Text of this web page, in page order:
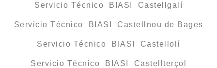
Servicio Técnico BIASI Castellgalí
Servicio Técnico BIASI Castellnou de Bages
Servicio Técnico BIASI Castellolí
Servicio Técnico BIASI Castellterçol